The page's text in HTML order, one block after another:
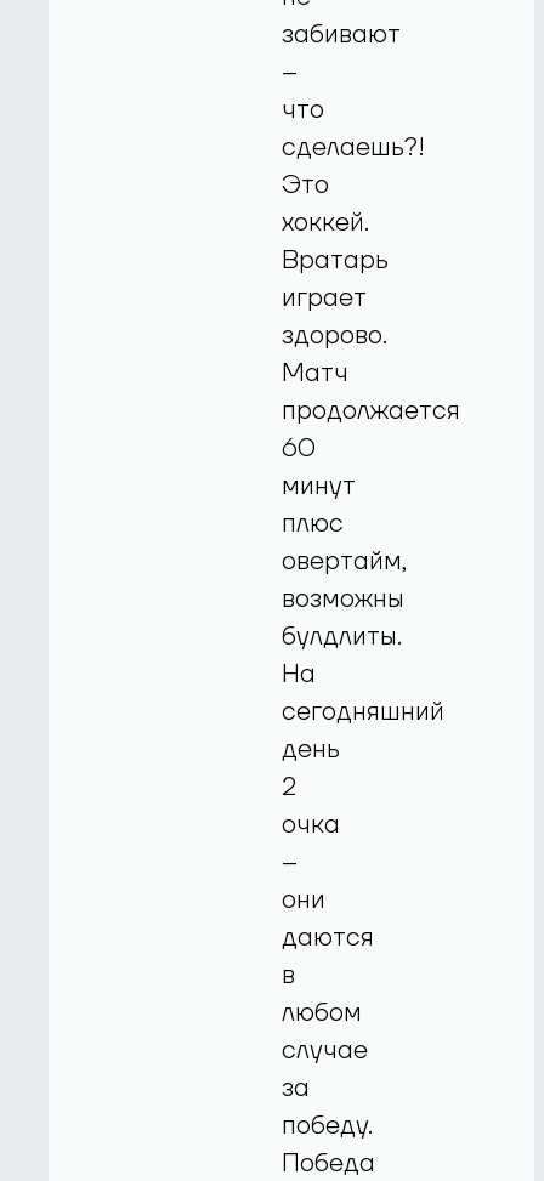
забивают
–
что
сделаешь?!
Это
хоккей.
Вратарь
играет
здорово.
Матч
продолжается
60
минут
плюс
овертайм,
возможны
булдлиты.
На
сегодняшний
день
2
очка
–
они
даются
в
любом
случае
за
победу.
Победа